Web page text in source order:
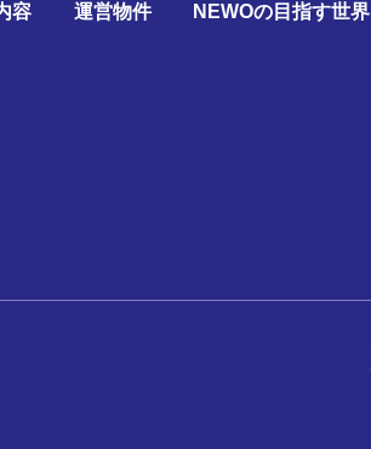
容 運営物件 NEWOの目指す世界